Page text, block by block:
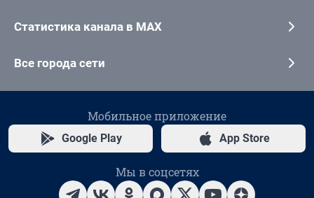
Статистика канала в MAX
Все города сети
Мобильное приложение
Google Play App Store
Мы в соцсетях